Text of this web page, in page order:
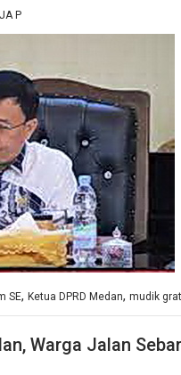
P
SE, Ketua DPRD Medan, mudik
Warga Jalan